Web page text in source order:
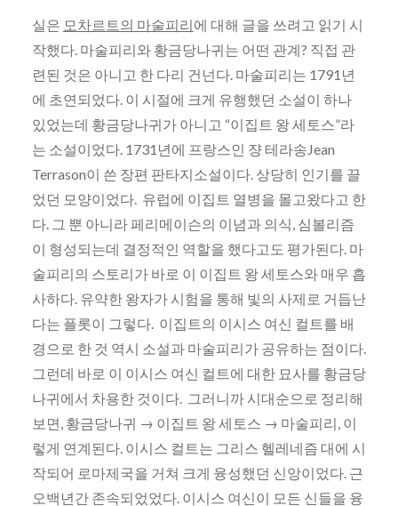
실은 모차르트의 마술피리에 대해 글을 쓰려고 읽기 시
작했다. 마술피리와 황금당나귀는 어떤 관계? 직접 관
련된 것은 아니고 한 다리 건넌다. 마술피리는 1791년
에 초연되었다. 이 시절에 크게 유행했던 소설이 하나
있었는데 황금당나귀가 아니고 “이집트 왕 세토스”라
는 소설이었다. 1731년에 프랑스인 쟝 테라송Jean
Terrason이 쓴 장편 판타지소설이다. 상당히 인기를 끌
었던 모양이었다. 유럽에 이집트 열병을 몰고왔다고 한
다. 그 뿐 아니라 페리메이슨의 이념과 의식, 심볼리즘
이 형성되는데 결정적인 역할을 했다고도 평가된다. 마
술피리의 스토리가 바로 이 이집트 왕 세토스와 매우 흡
사하다. 유약한 왕자가 시험을 통해 빛의 사제로 거듭난
다는 플롯이 그렇다. 이집트의 이시스 여신 컬트를 배
경으로 한 것 역시 소설과 마술피리가 공유하는 점이다.
그런데 바로 이 이시스 여신 컬트에 대한 묘사를 황금당
나귀에서 차용한 것이다. 그러니까 시대순으로 정리해
보면, 황금당나귀 → 이집트 왕 세토스 → 마술피리, 이
렇게 연계된다. 이시스 컬트는 그리스 헬레네즘 대에 시
작되어 로마제국을 거쳐 크게 융성했던 신앙이었다. 근
오백년간 존속되었었다. 이시스 여신이 모든 신들을 융